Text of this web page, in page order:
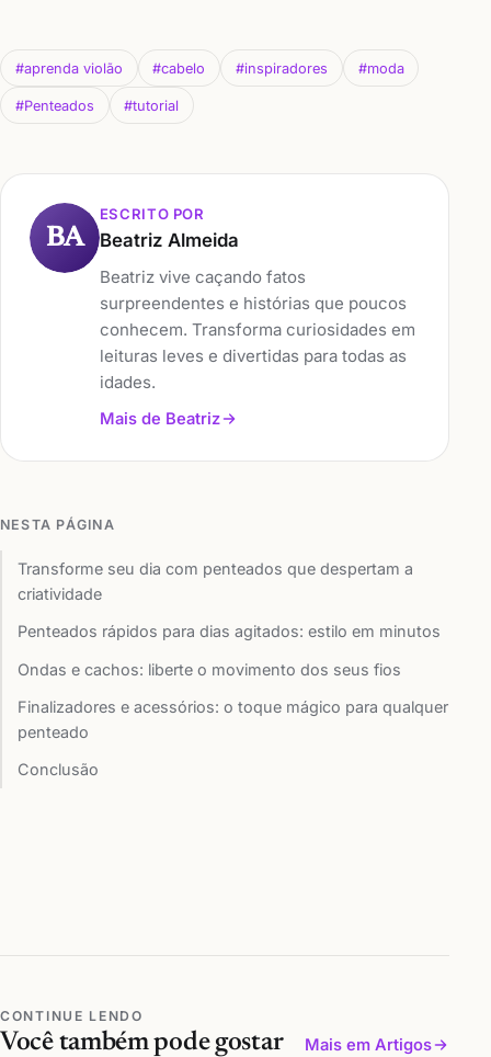
#aprenda violão #cabelo #inspiradores #moda
#Penteados #tutorial
BA
ESCRITO POR
Beatriz Almeida
Beatriz vive caçando fatos
surpreendentes e histórias que poucos
conhecem. Transforma curiosidades em
leituras leves e divertidas para todas as
idades.
Mais de Beatriz
NESTA PÁGINA
Transforme seu dia com penteados que despertam a
criatividade
Penteados rápidos para dias agitados: estilo em minutos
Ondas e cachos: liberte o movimento dos seus fios
Finalizadores e acessórios: o toque mágico para qualquer
penteado
Conclusão
CONTINUE LENDO
Você também pode gostar Mais em Artigos